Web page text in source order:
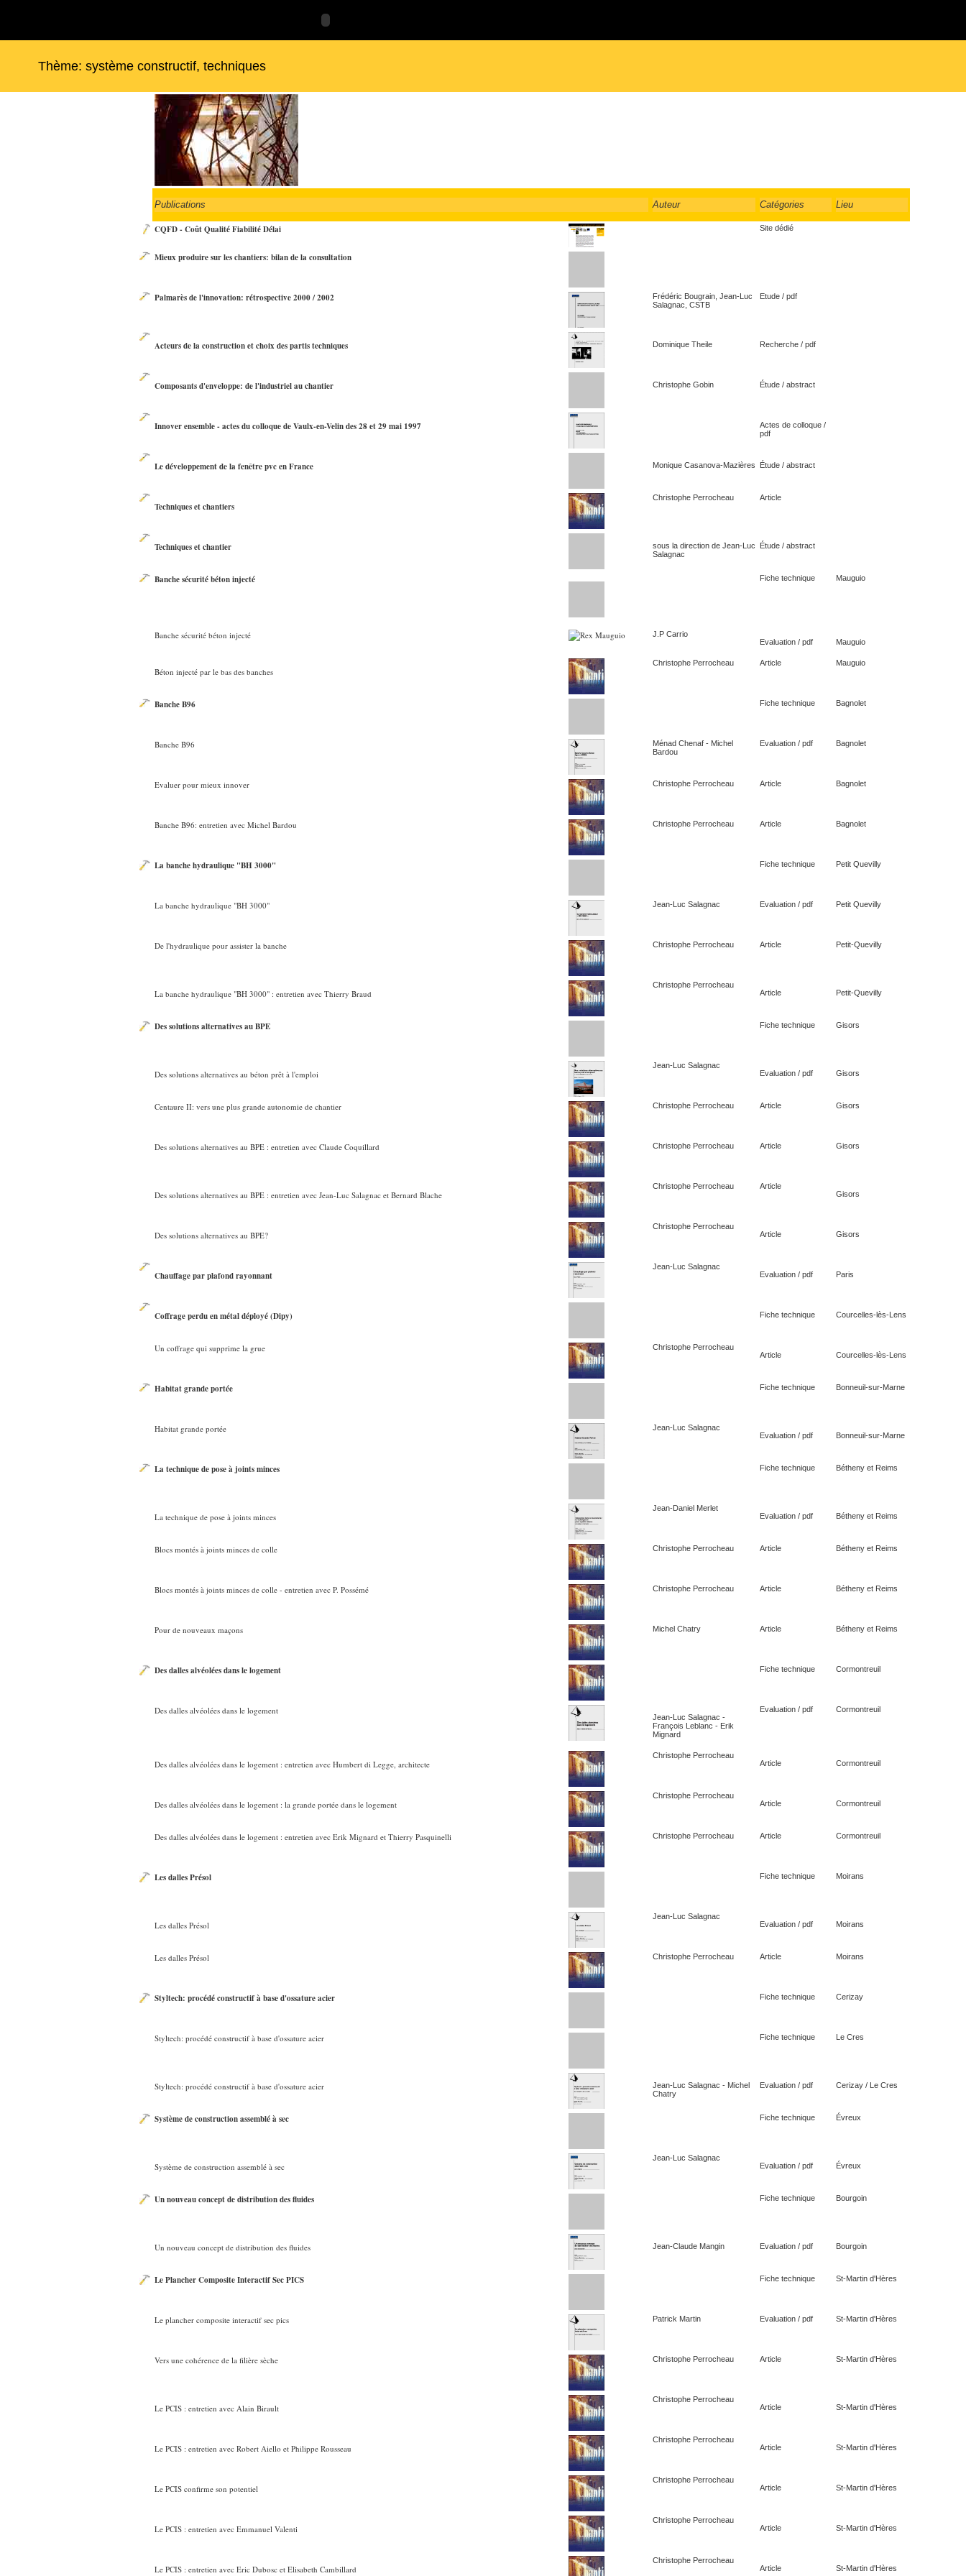
Thème: système constructif, techniques
Publications Auteur Catégories Lieu
CQFD - Coût Qualité Fiabilité Délai Site dédié
Mieux produire sur les chantiers: bilan de la consultation
Palmarès de l'innovation: rétrospective 2000 / 2002
Frédéric Bougrain, Jean-Luc
Salagnac, CSTB
Etude / pdf
Acteurs de la construction et choix des partis techniques Dominique Theile Recherche / pdf
Composants d'enveloppe: de l'industriel au chantier Christophe Gobin Étude / abstract
Innover ensemble - actes du colloque de Vaulx-en-Velin des 28 et 29 mai 1997
Actes de colloque /
pdf
Le développement de la fenêtre pvc en France Monique Casanova-Mazières Étude / abstract
Techniques et chantiers
Christophe Perrocheau Article
Techniques et chantier
sous la direction de Jean-Luc
Salagnac
Étude / abstract
Banche sécurité béton injecté Fiche technique Mauguio
Banche sécurité béton injecté
J.P Carrio
Evaluation / pdf
Mauguio
Béton injecté par le bas des banches
Christophe Perrocheau Article Mauguio
Banche B96 Fiche technique Bagnolet
Banche B96
Ménad Chenaf - Michel
Bardou
Evaluation / pdf Bagnolet
Evaluer pour mieux innover Christophe Perrocheau Article Bagnolet
Banche B96: entretien avec Michel Bardou Christophe Perrocheau Article Bagnolet
La banche hydraulique "BH 3000" Fiche technique Petit Quevilly
La banche hydraulique "BH 3000" Jean-Luc Salagnac Evaluation / pdf Petit Quevilly
De l'hydraulique pour assister la banche Christophe Perrocheau Article Petit-Quevilly
La banche hydraulique "BH 3000" : entretien avec Thierry Braud
Christophe Perrocheau
Article
Petit-Quevilly
Des solutions alternatives au BPE Fiche technique Gisors
Des solutions alternatives au béton prêt à l'emploi
Jean-Luc Salagnac
Evaluation / pdf
Gisors
Centaure II: vers une plus grande autonomie de chantier Christophe Perrocheau Article Gisors
Des solutions alternatives au BPE : entretien avec Claude Coquillard Christophe Perrocheau Article Gisors
Des solutions alternatives au BPE : entretien avec Jean-Luc Salagnac et Bernard Blache
Christophe Perrocheau
Article
Gisors
Des solutions alternatives au BPE?
Christophe Perrocheau
Article
Gisors
Chauffage par plafond rayonnant
Jean-Luc Salagnac
Evaluation / pdf
Paris
Coffrage perdu en métal déployé (Dipy) Fiche technique Courcelles-lès-Lens
Un coffrage qui supprime la grue
Christophe Perrocheau
Article
Courcelles-lès-Lens
Habitat grande portée Fiche technique Bonneuil-sur-Marne
Habitat grande portée
Jean-Luc Salagnac
Evaluation / pdf
Bonneuil-sur-Marne
La technique de pose à joints minces Fiche technique Bétheny et Reims
La technique de pose à joints minces
Jean-Daniel Merlet
Evaluation / pdf
Bétheny et Reims
Blocs montés à joints minces de colle Christophe Perrocheau Article Bétheny et Reims
Blocs montés à joints minces de colle - entretien avec P. Possémé Christophe Perrocheau Article Bétheny et Reims
Pour de nouveaux maçons Michel Chatry Article Bétheny et Reims
Des dalles alvéolées dans le logement Fiche technique Cormontreuil
Des dalles alvéolées dans le logement
Jean-Luc Salagnac -
François Leblanc - Erik
Mignard
Evaluation / pdf Cormontreuil
Des dalles alvéolées dans le logement : entretien avec Humbert di Legge, architecte
Christophe Perrocheau
Article
Cormontreuil
Des dalles alvéolées dans le logement : la grande portée dans le logement
Christophe Perrocheau
Article
Cormontreuil
Des dalles alvéolées dans le logement : entretien avec Erik Mignard et Thierry Pasquinelli Christophe Perrocheau Article Cormontreuil
Les dalles Présol Fiche technique Moirans
Les dalles Présol
Jean-Luc Salagnac
Evaluation / pdf
Moirans
Les dalles Présol Christophe Perrocheau Article Moirans
Styltech: procédé constructif à base d'ossature acier Fiche technique Cerizay
Styltech: procédé constructif à base d'ossature acier Fiche technique Le Cres
Styltech: procédé constructif à base d'ossature acier
Jean-Luc Salagnac - Michel
Chatry
Evaluation / pdf Cerizay / Le Cres
Système de construction assemblé à sec Fiche technique Évreux
Système de construction assemblé à sec
Jean-Luc Salagnac
Evaluation / pdf
Évreux
Un nouveau concept de distribution des fluides Fiche technique Bourgoin
Un nouveau concept de distribution des fluides Jean-Claude Mangin Evaluation / pdf Bourgoin
Le Plancher Composite Interactif Sec PICS Fiche technique St-Martin d'Hères
Le plancher composite interactif sec pics Patrick Martin Evaluation / pdf St-Martin d'Hères
Vers une cohérence de la filière sèche Christophe Perrocheau Article St-Martin d'Hères
Le PCIS : entretien avec Alain Birault
Christophe Perrocheau
Article
St-Martin d'Hères
Le PCIS : entretien avec Robert Aiello et Philippe Rousseau
Christophe Perrocheau
Article
St-Martin d'Hères
Le PCIS confirme son potentiel
Christophe Perrocheau
Article
St-Martin d'Hères
Le PCIS : entretien avec Emmanuel Valenti
Christophe Perrocheau
Article
St-Martin d'Hères
Le PCIS : entretien avec Eric Dubosc et Elisabeth Cambillard
Christophe Perrocheau
Article
St-Martin d'Hères